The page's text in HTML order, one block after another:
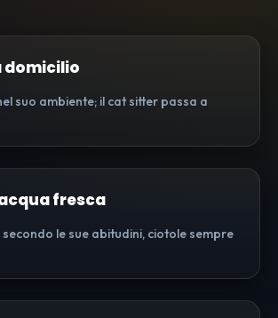
domicilio
suo ambiente; il cat sitter passa a
fresca
le sue abitudini, ciotole sempre